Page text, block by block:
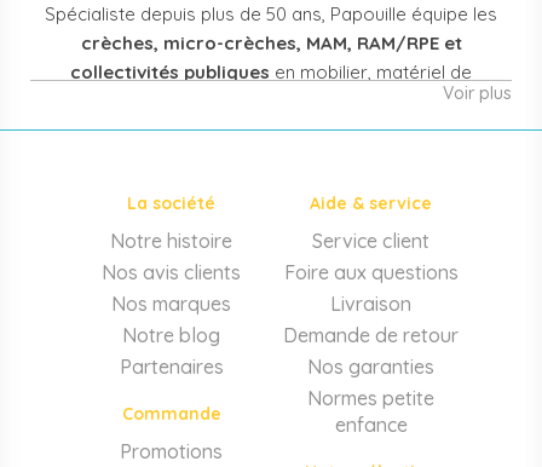
Spécialiste depuis plus de 50 ans, Papouille équipe les
crèches, micro-crèches, MAM, RAM/RPE et
collectivités publiques en mobilier, matériel de
puériculture, jouets et équipement pour structures
d'accueil de la petite enfance. Notre offre couvre
cabinets infirmiers).
Mobilier et équipement de crèche
Lits crèche en bois, couchettes empilables, meubles à
langer sur mesure en résine antibactérienne, tables et
chaises adaptées aux 0-6 ans, banc-vestiaire, barrières de
séparation. Tout le matériel pour aménager une structure
conforme aux normes PMI.
Matériel de puériculture professionnel
Voir plus
La société
Notre histoire
Nos avis clients
Nos marques
Notre blog
Partenaires
Commande
Promotions
Aide & service
Service client
Foire aux questions
Livraison
Demande de retour
Nos garanties
Normes petite
enfance